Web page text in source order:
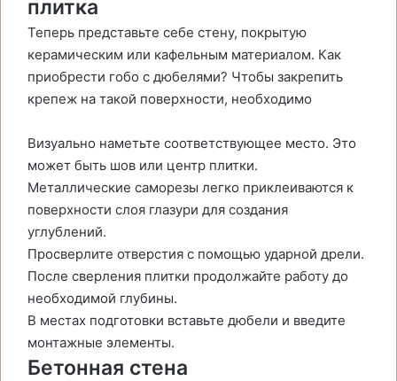
плитка
Теперь представьте себе стену, покрытую
керамическим или кафельным материалом. Как
приобрести гобо с дюбелями? Чтобы закрепить
крепеж на такой поверхности, необходимо
Визуально наметьте соответствующее место. Это
может быть шов или центр плитки.
Металлические саморезы легко приклеиваются к
поверхности слоя глазури для создания
углублений.
Просверлите отверстия с помощью ударной дрели.
После сверления плитки продолжайте работу до
необходимой глубины.
В местах подготовки вставьте дюбели и введите
монтажные элементы.
Бетонная стена